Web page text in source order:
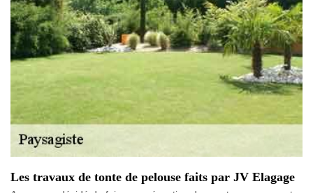
Les travaux de tonte de pelouse faits par JV Elagage